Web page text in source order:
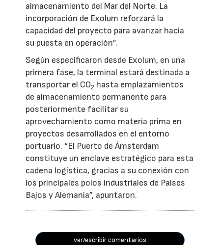
almacenamiento del Mar del Norte. La
incorporación de Exolum reforzará la
capacidad del proyecto para avanzar hacia
su puesta en operación”.
Según especificaron desde Exolum, en una
primera fase, la terminal estará destinada a
transportar el CO2 hasta emplazamientos
de almacenamiento permanente para
posteriormente facilitar su
aprovechamiento como materia prima en
proyectos desarrollados en el entorno
portuario. “El Puerto de Ámsterdam
constituye un enclave estratégico para esta
cadena logística, gracias a su conexión con
los principales polos industriales de Países
Bajos y Alemania”, apuntaron.
ver/escribir comentarios